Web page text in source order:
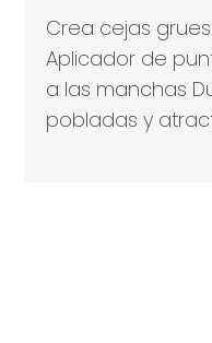
Crea cejas
Aplicador de
a las manchas
pobladas y